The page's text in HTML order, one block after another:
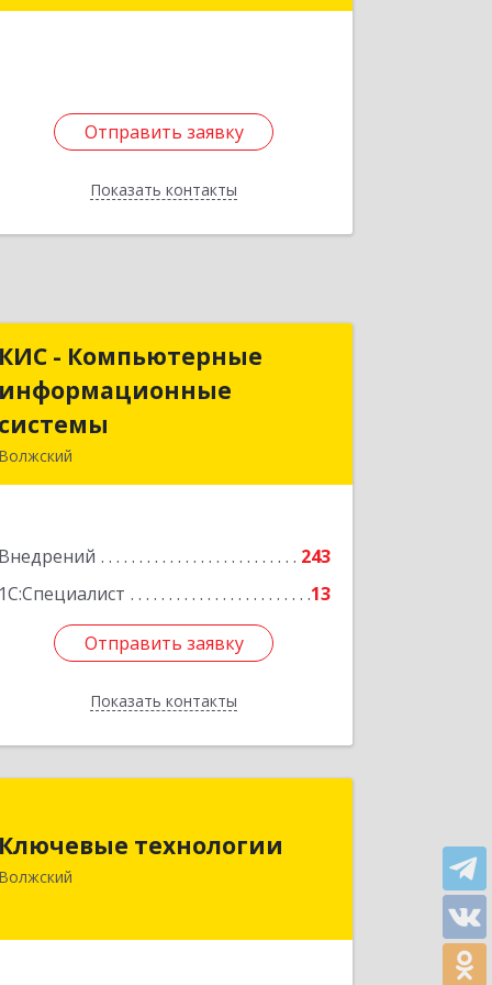
Отправить заявку
Показать контакты
Подробнее
Отправить заявку
Назад
КИС - Компьютерные
информационные
системы
Волжский
Внедрений
243
1С:Специалист
13
Отправить заявку
Показать контакты
КИС - Компьютерные
информационные
Подробнее
Отправить заявку
Назад
Ключевые технологии
Волжский
г, Молодежная ул, дом № 3, оф.309
Подробнее